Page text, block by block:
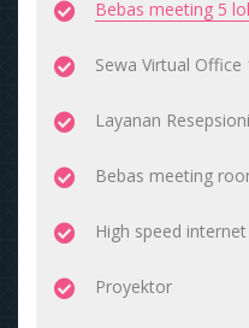
Bebas meeting 5
Sewa Virtual Office
Layanan
Bebas meeting
High speed internet
Proyektor